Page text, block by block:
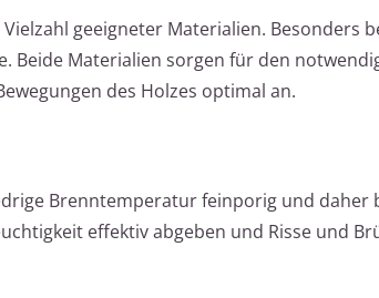
geeigneter Materialien. Besonders
Beide Materialien sorgen für den
des Holzes optimal an.
Brenntemperatur feinporig und daher
effektiv abgeben und Risse und